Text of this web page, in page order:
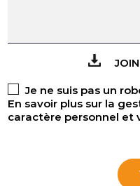
Je ne suis pas un
En savoir plus sur la
caractère personnel et